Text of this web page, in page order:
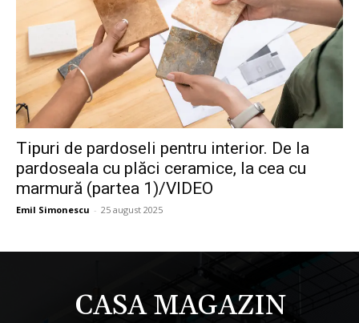
Tipuri de pardoseli pentru interior. De la
pardoseala cu plăci ceramice, la cea cu
marmură (partea 1)/VIDEO
Emil Simonescu - 25 august 2025
CASA MAGAZIN